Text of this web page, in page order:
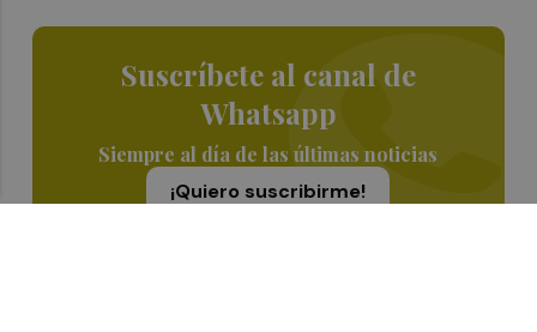
Suscríbete al canal de
Whatsapp
Siempre al día de las últimas noticias
¡Quiero suscribirme!